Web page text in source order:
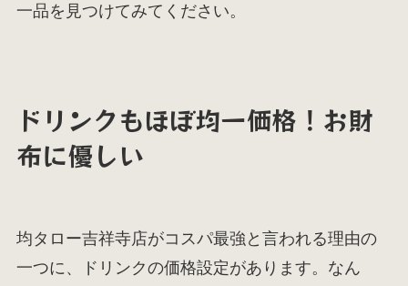
一品を見つけてみてください。
ドリンクもほぼ均一価格！お財
布に優しい
均タロー吉祥寺店がコスパ最強と言われる理由の
一つに、ドリンクの価格設定があります。なん